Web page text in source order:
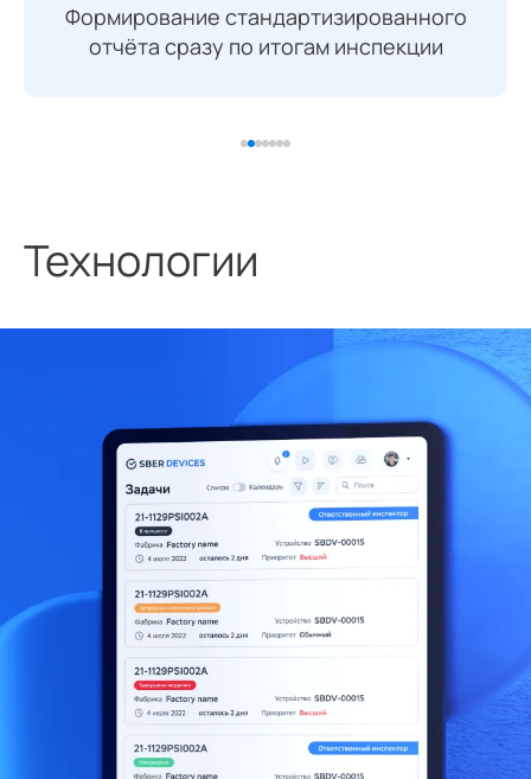
Формирование стандартизированного
отчёта сразу по итогам инспекции
Технологии